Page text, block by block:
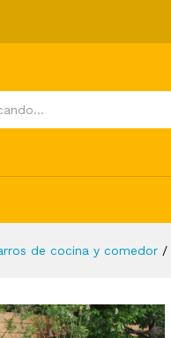
de cocina y comedor /